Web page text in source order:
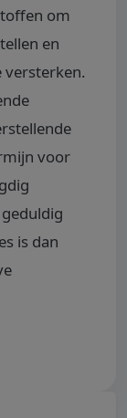
om
en
voor
is dan